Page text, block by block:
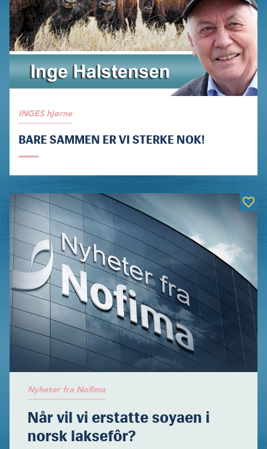
INGES hjørne
BARE SAMMEN ER VI STERKE NOK!
Nyheter fra Nofima
Når vil vi erstatte soyaen i
norsk laksefôr?